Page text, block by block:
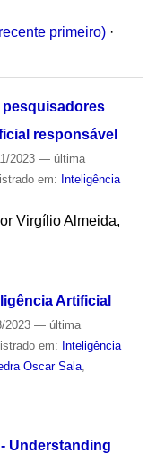
primeiro) ·
pesquisadores
responsável
2023 — última
em: Inteligência
Virgílio Almeida,
Artificial
2023 — última
em: Inteligência
Oscar Sala,
Understanding